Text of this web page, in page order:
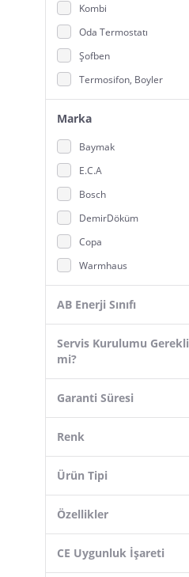
Kombi
Oda Termostatı
Şofben
Termosifon, Boyler
Marka
Baymak
E.C.A
Bosch
DemirDöküm
Copa
Warmhaus
AB Enerji Sınıfı
Servis Kurulumu Gerekli
mi?
Garanti Süresi
Renk
Ürün Tipi
Özellikler
CE Uygunluk İşareti